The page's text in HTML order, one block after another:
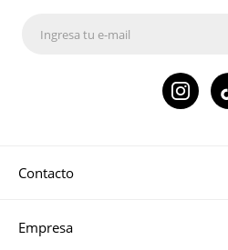
Contacto
Empresa
